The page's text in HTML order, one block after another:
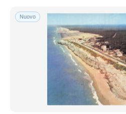
Nuovo